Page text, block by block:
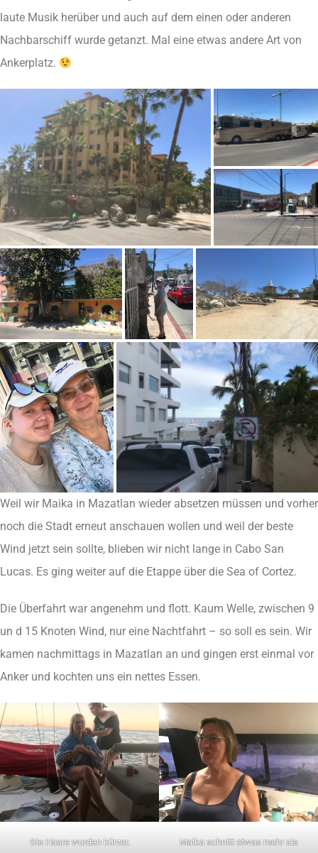
laute Musik herüber und auch auf dem einen oder anderen
Nachbarschiff wurde getanzt. Mal eine etwas andere Art von
Ankerplatz.
Weil wir Maika in Mazatlan wieder absetzen müssen und vorher
noch die Stadt erneut anschauen wollen und weil der beste
Wind jetzt sein sollte, blieben wir nicht lange in Cabo San
Lucas. Es ging weiter auf die Etappe über die Sea of Cortez.
Die Überfahrt war angenehm und flott. Kaum Welle, zwischen 9
un d 15 Knoten Wind, nur eine Nachtfahrt – so soll es sein. Wir
kamen nachmittags in Mazatlan an und gingen erst einmal vor
Anker und kochten uns ein nettes Essen.
Die Haare wurden kürzer. Maika schnitt etwas mehr als